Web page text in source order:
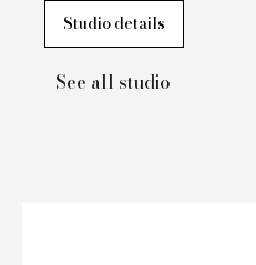
Studio details
See all studio